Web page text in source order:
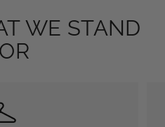
WE STAND